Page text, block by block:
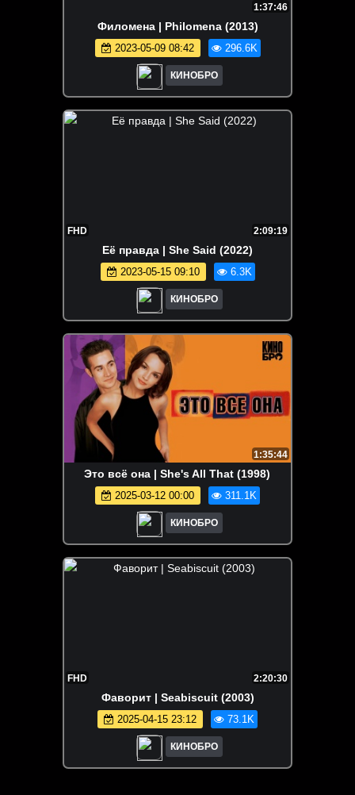
1:37:46
Филомена | Philomena (2013)
2023-05-09 08:42 296.6K
КИНОБРО
FHD 2:09:19
Её правда | She Said (2022)
2023-05-15 09:10 6.3K
КИНОБРО
1:35:44
Это всё она | She's All That (1998)
2025-03-12 00:00 311.1K
КИНОБРО
FHD 2:20:30
Фаворит | Seabiscuit (2003)
2025-04-15 23:12 73.1K
КИНОБРО